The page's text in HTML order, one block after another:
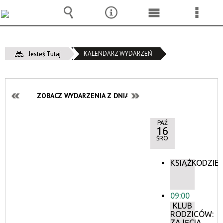
Jesteś Tutaj KALENDARZ WYDARZEŃ
ZOBACZ WYDARZENIA Z DNIA:
PAŹ
16
ŚRO
09:00
KLUB
RODZICÓW:
Wyszukiwarka
NarzędziaMenu
Menu